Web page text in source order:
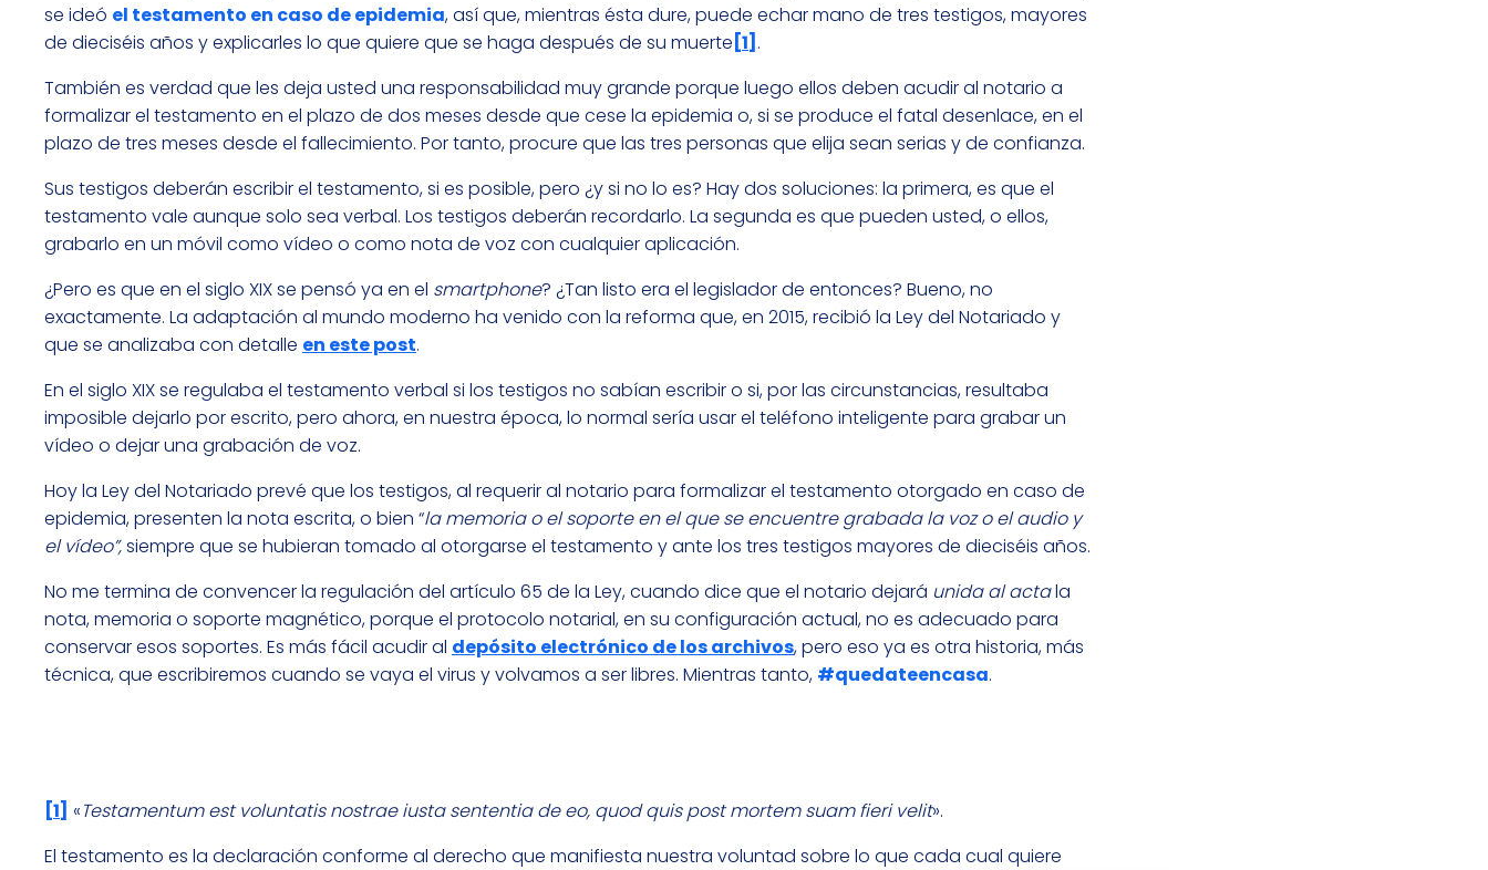
se ideó el testamento en caso de epidemia, así que, mientras ésta dure, puede echar mano de tres testigos, mayores
de dieciséis años y explicarles lo que quiere que se haga después de su muerte [1] .
También es verdad que les deja usted una responsabilidad muy grande porque luego ellos deben acudir al notario a
formalizar el testamento en el plazo de dos meses desde que cese la epidemia o, si se produce el fatal desenlace, en el
plazo de tres meses desde el fallecimiento. Por tanto, procure que las tres personas que elija sean serias y de confianza.
Sus testigos deberán escribir el testamento, si es posible, pero ¿y si no lo es? Hay dos soluciones: la primera, es que el
testamento vale aunque solo sea verbal. Los testigos deberán recordarlo. La segunda es que pueden usted, o ellos,
grabarlo en un móvil como vídeo o como nota de voz con cualquier aplicación.
¿Pero es que en el siglo XIX se pensó ya en el smartphone? ¿Tan listo era el legislador de entonces? Bueno, no
exactamente. La adaptación al mundo moderno ha venido con la reforma que, en 2015, recibió la Ley del Notariado y
que se analizaba con detalle en este post.
En el siglo XIX se regulaba el testamento verbal si los testigos no sabían escribir o si, por las circunstancias, resultaba
imposible dejarlo por escrito, pero ahora, en nuestra época, lo normal sería usar el teléfono inteligente para grabar un
vídeo o dejar una grabación de voz.
Hoy la Ley del Notariado prevé que los testigos, al requerir al notario para formalizar el testamento otorgado en caso de
epidemia, presenten la nota escrita, o bien “la memoria o el soporte en el que se encuentre grabada la voz o el audio y
el vídeo”,siempre que se hubieran tomado al otorgarse el testamento y ante los tres testigos mayores de dieciséis años.
No me termina de convencer la regulación del artículo 65 de la Ley, cuando dice que el notario dejará unida al actala
nota, memoria o soporte magnético, porque el protocolo notarial, en su configuración actual, no es adecuado para
conservar esos soportes. Es más fácil acudir al depósito electrónico de los archivos, pero eso ya es otra historia, más
técnica, que escribiremos cuando se vaya el virus y volvamos a ser libres. Mientras tanto, #quedateencasa.
[1] «Testamentum est voluntatis nostrae iusta sententia de eo, quod quis post mortem suam fieri velit».
El testamento es la declaración conforme al derecho que manifiesta nuestra voluntad sobre lo que cada cual quiere